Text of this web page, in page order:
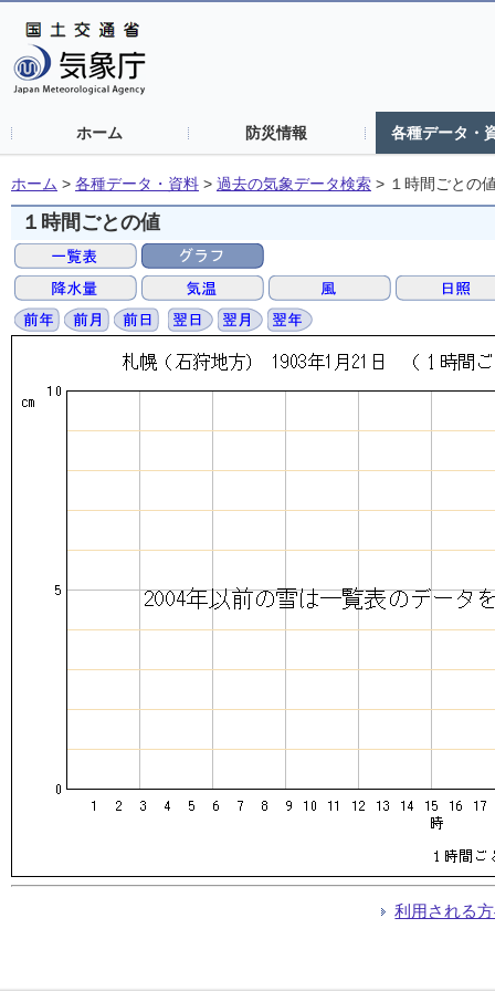
ホーム 防災情報 各種データ・
ホーム > 各種データ・資料 > 過去の気象データ検索 > １時間ごとの
１時間ごとの値
利用される